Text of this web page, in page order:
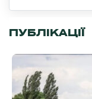
ПУБЛІКАЦІЇ